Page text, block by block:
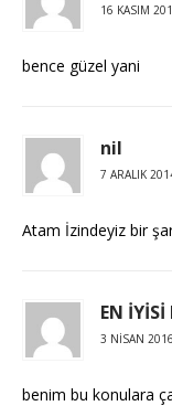
16 KASIM
bence güzel yani
nil
7 ARALIK
Atam İzindeyiz bir
EN İYİSİ
3 NISAN
benim bu konulara